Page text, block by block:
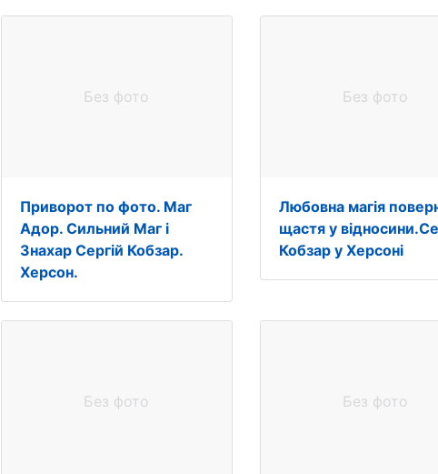
Без фото
Приворот по фото. Маг
Адор. Сильний Маг і
Знахар Сергій Кобзар.
Херсон.
Без фото
Любовна магія
щастя у
Кобзар у Херсоні
Без фото Без фото